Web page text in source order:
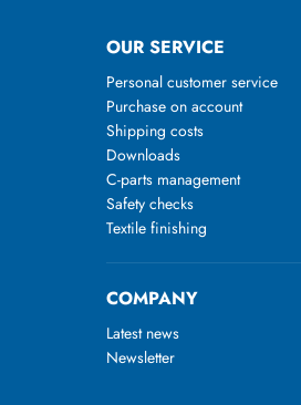
OUR SERVICE
Personal customer service
Purchase on account
Shipping costs
Downloads
C-parts management
Safety checks
Textile finishing
COMPANY
Latest news
Newsletter